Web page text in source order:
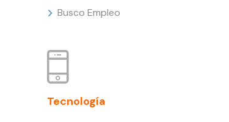
Busco Empleo
Tecnología